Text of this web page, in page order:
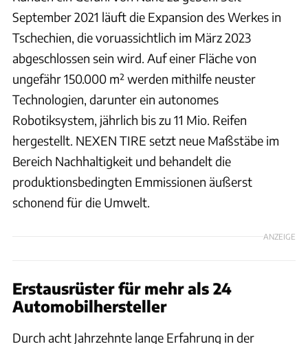
September 2021 läuft die Expansion des Werkes in
Tschechien, die voruassichtlich im März 2023
abgeschlossen sein wird. Auf einer Fläche von
ungefähr 150.000 m² werden mithilfe neuster
Technologien, darunter ein autonomes
Robotiksystem, jährlich bis zu 11 Mio. Reifen
hergestellt. NEXEN TIRE setzt neue Maßstäbe im
Bereich Nachhaltigkeit und behandelt die
produktionsbedingten Emmissionen äußerst
schonend für die Umwelt.
ANZEIGE
Erstausrüster für mehr als 24
Automobilhersteller
Durch acht Jahrzehnte lange Erfahrung in der